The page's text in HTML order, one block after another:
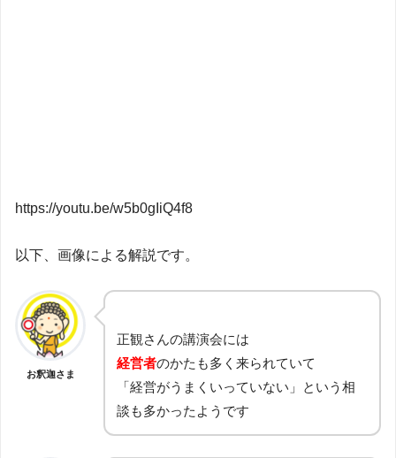
https://youtu.be/w5b0gIiQ4f8
以下、画像による解説です。
お釈迦さま
正観さんの講演会には
経営者のかたも多く来られていて
「経営がうまくいっていない」という相
談も多かったようです